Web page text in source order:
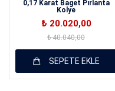
0,17 Karat Baget Pırlanta
Kolye
₺ 20.020,00
₺ 40.040,00
SEPETE EKLE